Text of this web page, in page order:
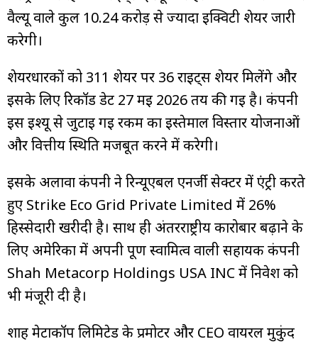
वैल्यू वाले कुल 10.24 करोड़ से ज्यादा इक्विटी शेयर जारी
करेगी।
शेयरधारकों को 311 शेयर पर 36 राइट्स शेयर मिलेंगे और
इसके लिए रिकॉर्ड डेट 27 मई 2026 तय की गई है। कंपनी
इस इश्यू से जुटाई गई रकम का इस्तेमाल विस्तार योजनाओं
और वित्तीय स्थिति मजबूत करने में करेगी।
इसके अलावा कंपनी ने रिन्यूएबल एनर्जी सेक्टर में एंट्री करते
हुए Strike Eco Grid Private Limited में 26%
हिस्सेदारी खरीदी है। साथ ही अंतरराष्ट्रीय कारोबार बढ़ाने के
लिए अमेरिका में अपनी पूर्ण स्वामित्व वाली सहायक कंपनी
Shah Metacorp Holdings USA INC में निवेश को
भी मंजूरी दी है।
शाह मेटाकॉर्प लिमिटेड के प्रमोटर और CEO वायरल मुकुंद